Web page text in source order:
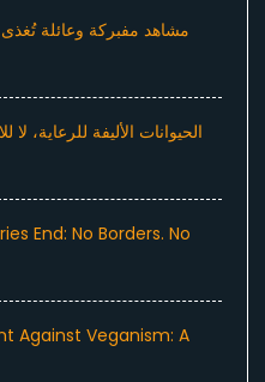
مشاهد مفبركة وعائلة
الحيوانات الأليفة للرعاية،
End: No Borders. No
Against Veganism: A